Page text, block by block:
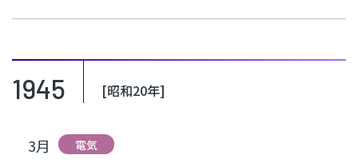
1945 [昭和20年]
3月 電気